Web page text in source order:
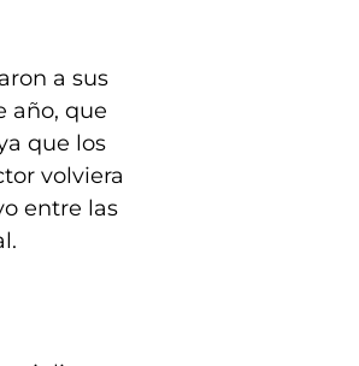
a sus
año, que
que los
volviera
entre las